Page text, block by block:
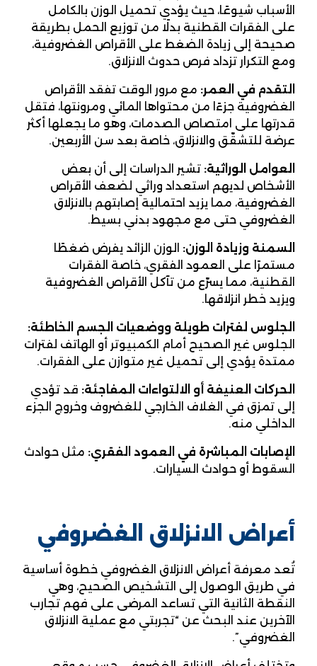
الأسباب شيوعًا، حيث يؤدي تحميل الوزن بالكامل
على الفقرات القطنية بدلًا من توزيع الحمل بطريقة
صحيحة إلى زيادة الضغط على الأقراص الغضروفية،
ومع التكرار تزداد فرص حدوث الانزلاق.
التقدم في العمر: مع مرور الوقت تفقد الأقراص
الغضروفية جزءًا من محتواها المائي ومرونتها، فتقل
قدرتها على امتصاص الصدمات، وهو ما يجعلها أكثر
عرضة للتشقّق والانزلاق، خاصة بعد سن الأربعين.
العوامل الوراثية:تشير الدراسات إلى أن بعض
الأشخاص لديهم استعداد وراثي لضعف الأقراص
الغضروفية، مما يزيد احتمالية إصابتهم بالانزلاق
الغضروفي حتى مع مجهود بدني بسيط.
السمنة وزيادة الوزن: الوزن الزائد يفرض ضغطًا
مستمرًا على العمود الفقري، خاصة الفقرات
القطنية، مما يسرّع من تآكل الأقراص الغضروفية
ويزيد خطر انزلاقها.
الجلوس لفترات طويلة ووضعيات الجسم الخاطئة:
الجلوس غير الصحيح أمام الكمبيوتر أو الهاتف لفترات
ممتدة يؤدي إلى تحميل غير متوازن على الفقرات.
الحركات العنيفة أو الالتواءات المفاجئة: قد تؤدي
إلى تمزق في الغلاف الخارجي للغضروف وخروج الجزء
الداخلي منه.
الإصابات المباشرة في العمود الفقري: مثل حوادث
السقوط أو حوادث السيارات.
أعراض الانزلاق الغضروفي
تُعد معرفة أعراض الانزلاق الغضروفي خطوة أساسية
في طريق الوصول إلى التشخيص الصحيح، وهي
النقطة الثانية التي تساعد المرضى على فهم تجارب
الآخرين عند البحث عن “تجربتي مع عملية الانزلاق
الغضروفي”.